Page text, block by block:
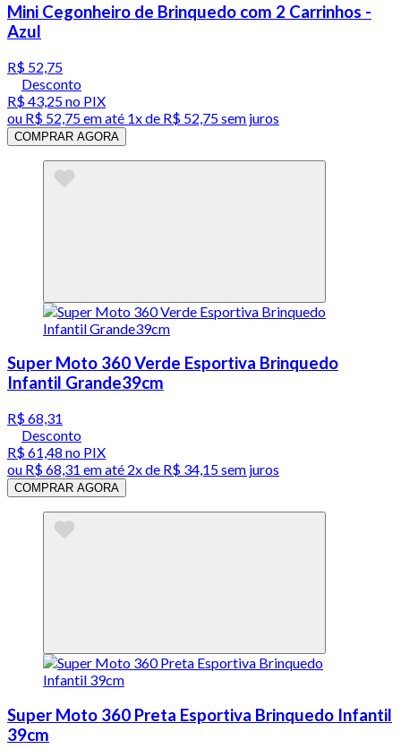
Mini Cegonheiro de Brinquedo com 2 Carrinhos -
Azul
R$ 52,75
Desconto
R$ 43,25no PIX
ou R$ 52,75em até 1x de R$ 52,75sem juros
COMPRAR AGORA
Super Moto 360 Verde Esportiva Brinquedo
Infantil Grande39cm
R$ 68,31
Desconto
R$ 61,48 no PIX
ou R$ 68,31 em até 2x de R$ 34,15 sem juros
COMPRAR AGORA
Super Moto 360 Preta Esportiva Brinquedo Infantil
39cm